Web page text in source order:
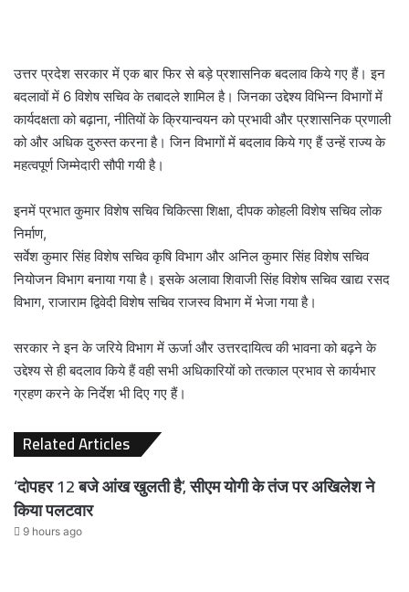
उत्तर प्रदेश सरकार में एक बार फिर से बड़े प्रशासनिक बदलाव किये गए हैं। इन
बदलावों में 6 विशेष सचिव के तबादले शामिल है। जिनका उद्देश्य विभिन्न विभागों में
कार्यदक्षता को बढ़ाना, नीतियों के क्रियान्वयन को प्रभावी और प्रशासनिक प्रणाली
को और अधिक दुरुस्त करना है। जिन विभागों में बदलाव किये गए हैं उन्हें राज्य के
महत्वपूर्ण जिम्मेदारी सौपी गयी है।
इनमें प्रभात कुमार विशेष सचिव चिकित्सा शिक्षा, दीपक कोहली विशेष सचिव लोक
निर्माण,
सर्वेश कुमार सिंह विशेष सचिव कृषि विभाग और अनिल कुमार सिंह विशेष सचिव
नियोजन विभाग बनाया गया है। इसके अलावा शिवाजी सिंह विशेष सचिव खाद्य रसद
विभाग, राजाराम द्विवेदी विशेष सचिव राजस्व विभाग में भेजा गया है।
सरकार ने इन के जरिये विभाग में ऊर्जा और उत्तरदायित्व की भावना को बढ़ने के
उद्देश्य से ही बदलाव किये हैं वही सभी अधिकारियों को तत्काल प्रभाव से कार्यभार
ग्रहण करने के निर्देश भी दिए गए हैं।
Related Articles
‘दोपहर 12 बजे आंख खुलती है’, सीएम योगी के तंज पर अखिलेश ने
किया पलटवार
9 hours ago